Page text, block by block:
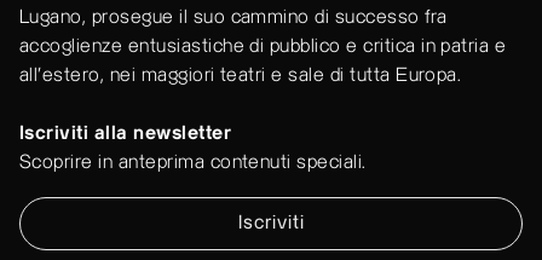
Lugano, prosegue il suo cammino di successo fra
accoglienze entusiastiche di pubblico e critica in patria e
all'estero, nei maggiori teatri e sale di tutta Europa.
Iscriviti alla newsletter
Scoprire in anteprima contenuti speciali.
Iscriviti